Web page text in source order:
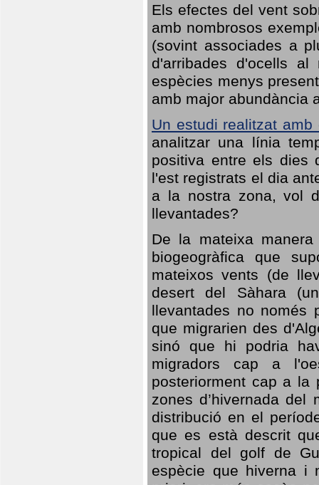
Els efectes del vent
amb nombrosos
(sovint associades a
d'arribades d'ocells
espècies menys
amb major abundància
Un estudi realitzat amb
analitzar una línia
positiva entre els dies
l'est registrats el dia
a la nostra zona, vol
llevantades?
De la mateixa
biogeogràfica que
mateixos vents (de
desert del Sàhara
llevantades no només
que migrarien des
sinó que hi podria
migradors cap a
posteriorment cap a la
zones d’hivernada
distribució en el
que es està descrit
tropical del golf de
espècie que hiverna i